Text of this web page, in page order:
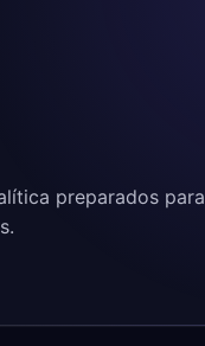
preparados para